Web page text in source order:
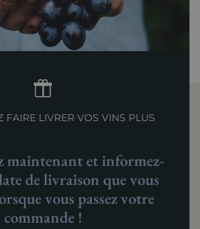
FAIRE LIVRER VOS VINS PLUS
maintenant et informez-
de livraison que vous
vous passez votre
commande !